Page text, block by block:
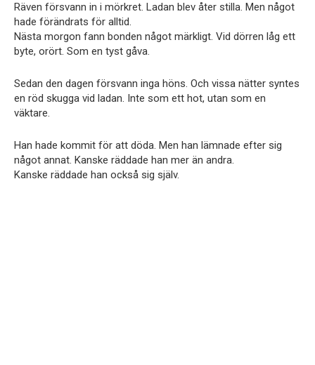
Räven försvann in i mörkret. Ladan blev åter stilla. Men något
hade förändrats för alltid.
Nästa morgon fann bonden något märkligt. Vid dörren låg ett
byte, orört. Som en tyst gåva.
Sedan den dagen försvann inga höns. Och vissa nätter syntes
en röd skugga vid ladan. Inte som ett hot, utan som en
väktare.
Han hade kommit för att döda. Men han lämnade efter sig
något annat. Kanske räddade han mer än andra.
Kanske räddade han också sig själv.